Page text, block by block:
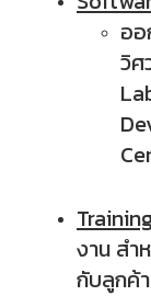
อ
วิศ
งาน สำ
กับลูกค้า